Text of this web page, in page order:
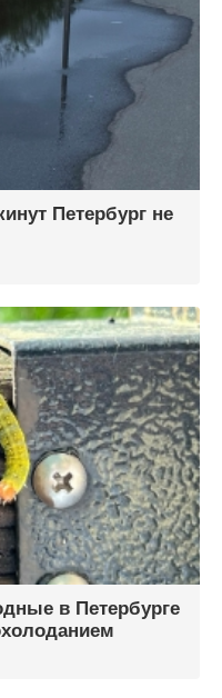
Петербург не
в Петербурге